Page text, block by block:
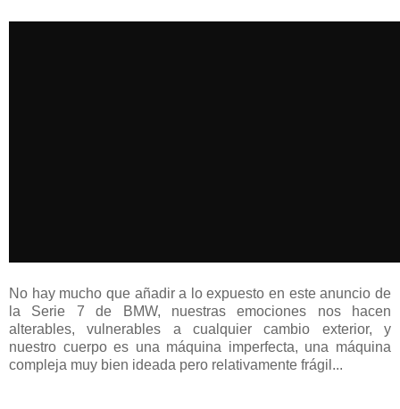
No hay mucho que añadir a lo expuesto en este anuncio de
la Serie 7 de BMW, nuestras emociones nos hacen
alterables, vulnerables a cualquier cambio exterior, y
nuestro cuerpo es una máquina imperfecta, una máquina
compleja muy bien ideada pero relativamente frágil...